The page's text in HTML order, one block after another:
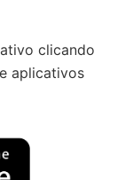
clicando
aplicativos